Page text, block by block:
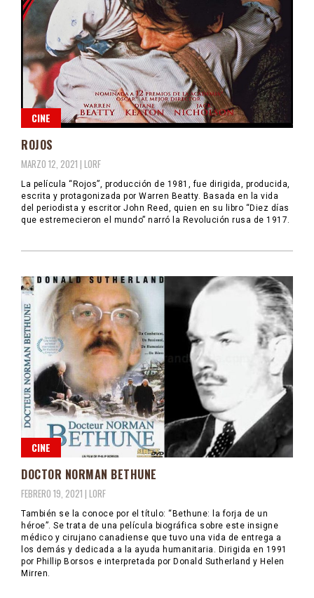
CINE
ROJOS
MARZO 12, 2021 | LORF
La película “Rojos”, producción de 1981, fue dirigida, producida,
escrita y protagonizada por Warren Beatty. Basada en la vida
del periodista y escritor John Reed, quien en su libro “Diez días
que estremecieron el mundo” narró la Revolución rusa de 1917.
CINE
DOCTOR NORMAN BETHUNE
FEBRERO 19, 2021 | LORF
También se la conoce por el título: “Bethune: la forja de un
héroe”. Se trata de una película biográfica sobre este insigne
médico y cirujano canadiense que tuvo una vida de entrega a
los demás y dedicada a la ayuda humanitaria. Dirigida en 1991
por Phillip Borsos e interpretada por Donald Sutherland y Helen
Mirren.